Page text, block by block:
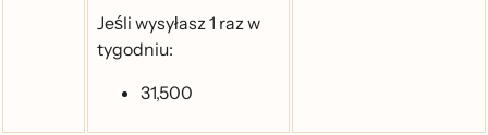
Jeśli wysyłasz 1 raz w
tygodniu:
31,500